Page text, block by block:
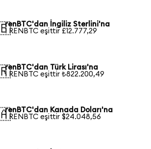
renBTC'dan İngiliz Sterlini'na
1 RENBTC eşittir £12.777,29
renBTC'dan Türk Lirası'na
1 RENBTC eşittir ₺822.200,49
renBTC'dan Kanada Doları'na
1 RENBTC eşittir $24.048,56